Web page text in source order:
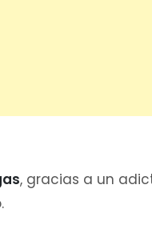
, gracias a un